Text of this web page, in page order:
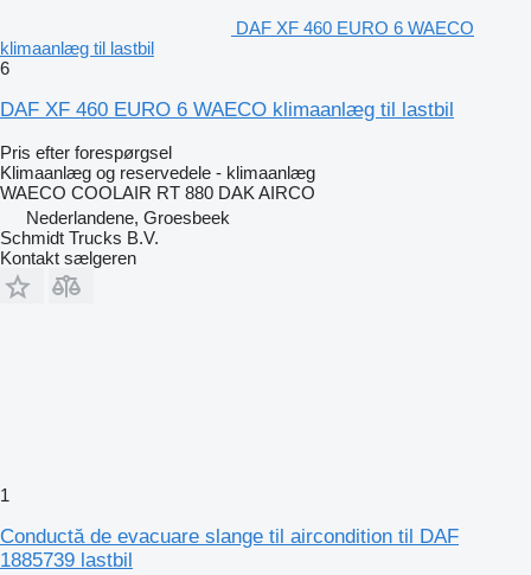
DAF XF 460 EURO 6 WAECO
klimaanlæg til lastbil
6
DAF XF 460 EURO 6 WAECO klimaanlæg til lastbil
Pris efter forespørgsel
Klimaanlæg og reservedele - klimaanlæg
WAECO COOLAIR RT 880 DAK AIRCO
Nederlandene, Groesbeek
Schmidt Trucks B.V.
Kontakt sælgeren
1
Conductă de evacuare slange til aircondition til DAF
1885739 lastbil